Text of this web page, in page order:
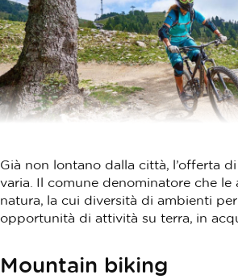
Già non lontano dalla città, l’offerta
varia. Il comune denominatore che le
natura, la cui diversità di ambienti
opportunità di attività su terra, in
Mountain biking